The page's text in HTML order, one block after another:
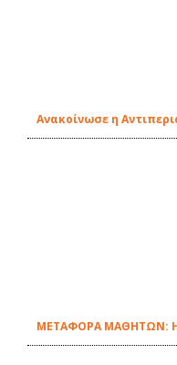
Ανακοίνωσε η
ΜΕΤΑΦΟΡΑ ΜΑΘΗΤΩΝ: Η